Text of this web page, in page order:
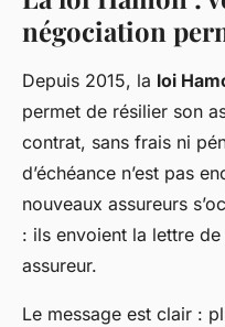
négociation
Depuis 2015, la loi
permet de résilier son
contrat, sans frais ni
d’échéance n’est pas
nouveaux assureurs
: ils envoient la lettre
assureur.
Le message est clair :